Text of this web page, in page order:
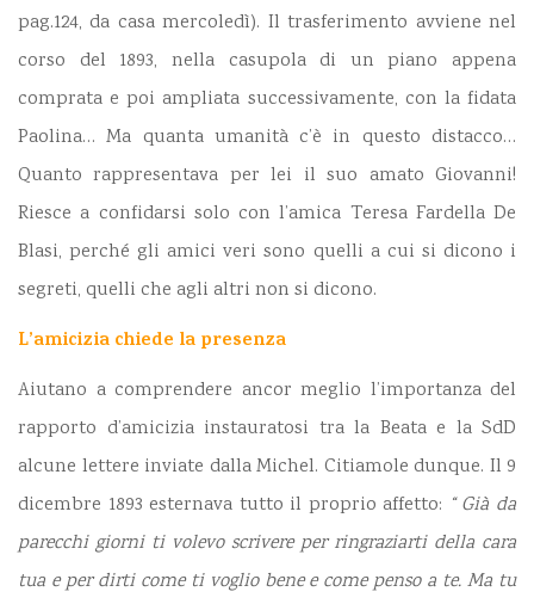
pag.124, da casa mercoledì). Il trasferimento avviene nel
corso del 1893, nella casupola di un piano appena
comprata e poi ampliata successivamente, con la fidata
Paolina… Ma quanta umanità c’è in questo distacco…
Quanto rappresentava per lei il suo amato Giovanni!
Riesce a confidarsi solo con l’amica Teresa Fardella De
Blasi, perché gli amici veri sono quelli a cui si dicono i
segreti, quelli che agli altri non si dicono.
L’amicizia chiede la presenza
Aiutano a comprendere ancor meglio l’importanza del
rapporto d’amicizia instauratosi tra la Beata e la SdD
alcune lettere inviate dalla Michel. Citiamole dunque. Il 9
dicembre 1893 esternava tutto il proprio affetto: “ Già da
parecchi giorni ti volevo scrivere per ringraziarti della cara
tua e per dirti come ti voglio bene e come penso a te. Ma tu